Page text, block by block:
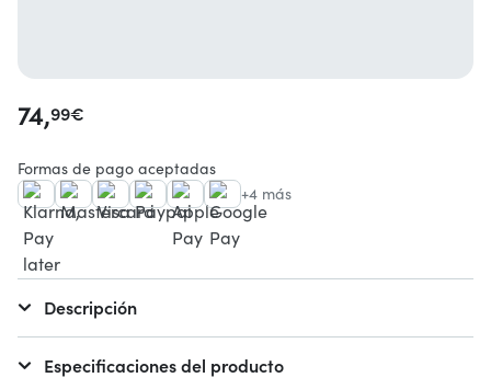
74,99€
Formas de pago aceptadas
+4 más
Descripción
Especificaciones del producto